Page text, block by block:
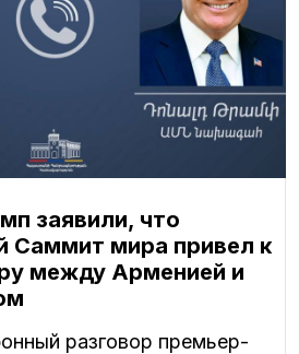
заявили, что
Саммит мира привел к
между Арменией и
разговор премьер-